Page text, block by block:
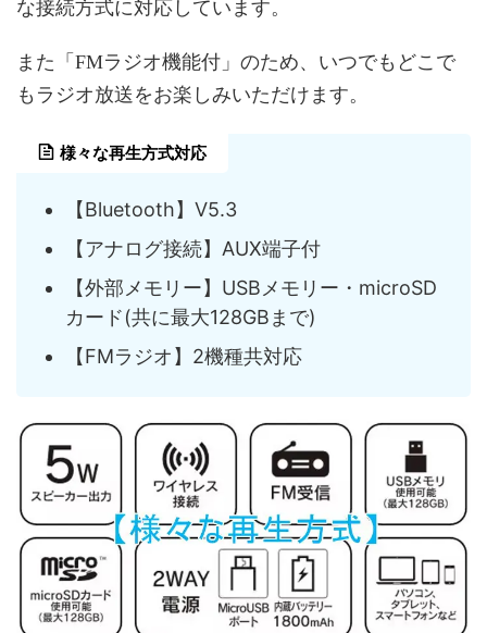
な接続方式に対応しています。
また「FMラジオ機能付」のため、いつでもどこで
もラジオ放送をお楽しみいただけます。
様々な再生方式対応
【Bluetooth】V5.3
【アナログ接続】AUX端子付
【外部メモリー】USBメモリー・microSD
カード(共に最大128GBまで)
【FMラジオ】2機種共対応